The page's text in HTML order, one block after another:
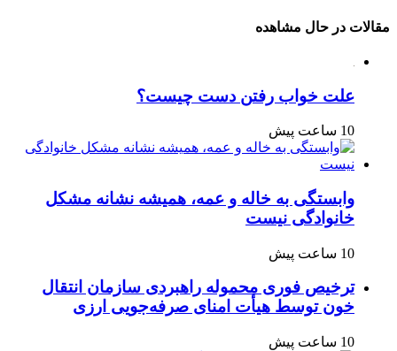
مقالات در حال مشاهده
علت خواب رفتن دست چیست؟
10 ساعت پیش
وابستگی به خاله و عمه، همیشه نشانه مشکل
خانوادگی نیست
10 ساعت پیش
ترخیص فوری محموله راهبردی سازمان انتقال
خون توسط هیأت امنای صرفه‌جویی ارزی
10 ساعت پیش